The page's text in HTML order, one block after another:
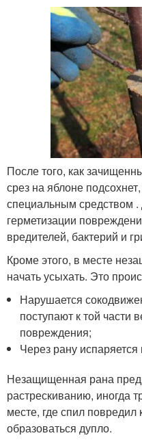
После того, как
срез на яблоне
специальным средством .
герметизации
вредителей, бактерий и
Кроме этого, в месте
начать усыхать. Это
Нарушается
поступают к той части
повреждения;
Через рану испаряется
Незащищенная рана
растрескиванию, иногда
месте, где спил
образоваться дупло.